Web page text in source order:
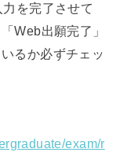
を完了させて
Web出願完了」
るか必ずチェッ
exam/r